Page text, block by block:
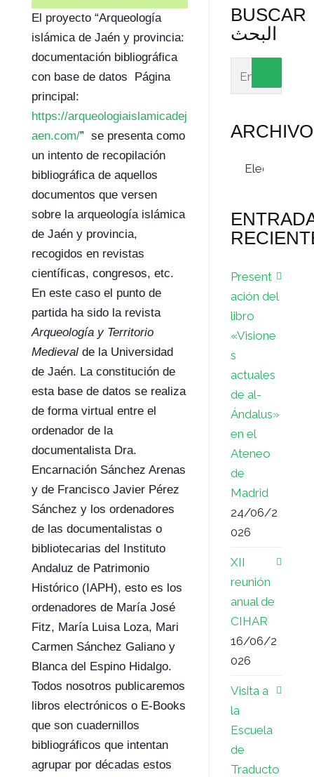
El proyecto “Arqueología
islámica de Jaén y provincia:
documentación bibliográfica
con base de datos Página
principal:
https://arqueologiaislamicadej
aen.com/” se presenta como
un intento de recopilación
bibliográfica de aquellos
documentos que versen
sobre la arqueología islámica
de Jaén y provincia,
recogidos en revistas
científicas, congresos, etc.
En este caso el punto de
partida ha sido la revista
Arqueología y Territorio
Medievalde la Universidad
de Jaén. La constitución de
esta base de datos se realiza
de forma virtual entre el
ordenador de la
documentalista Dra.
Encarnación Sánchez Arenas
y de Francisco Javier Pérez
Sánchez y los ordenadores
de las documentalistas o
bibliotecarias del Instituto
Andaluz de Patrimonio
Histórico (IAPH), esto es los
ordenadores de María José
Fitz, María Luisa Loza, Mari
Carmen Sánchez Galiano y
Blanca del Espino Hidalgo.
Todos nosotros publicaremos
libros electrónicos o E-Books
que son cuadernillos
bibliográficos que intentan
agrupar por décadas estos
BUSCAR
البحث
Present
ación del
libro
«Visione
s
actuales
de al-
Ándalus»
en el
Ateneo
de
Madrid
24/06/2
026
XII
reunión
anual de
CIHAR
16/06/2
026
Visita a
la
Escuela
de
Traducto